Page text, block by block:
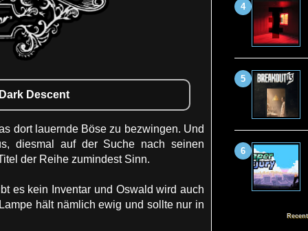
Descent
dort lauernde Böse zu bezwingen. Und
diesmal auf der Suche nach seinen
der Reihe zumindest Sinn.
es kein Inventar und Oswald wird auch
hält nämlich ewig und sollte nur in